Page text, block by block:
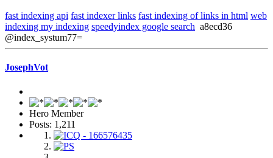
fast indexing api fast indexer links fast indexing of links in html web
indexing my indexing speedyindex google search a8ecd36
@index_systum77=
JosephVot
Hero Member
Posts: 1,211